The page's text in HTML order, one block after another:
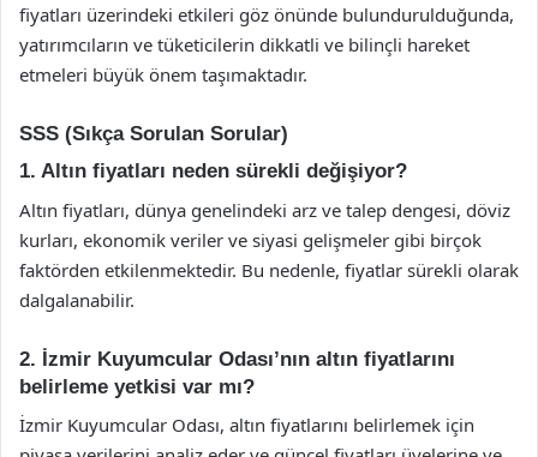
fiyatları üzerindeki etkileri göz önünde bulundurulduğunda,
yatırımcıların ve tüketicilerin dikkatli ve bilinçli hareket
etmeleri büyük önem taşımaktadır.
SSS (Sıkça Sorulan Sorular)
1. Altın fiyatları neden sürekli değişiyor?
Altın fiyatları, dünya genelindeki arz ve talep dengesi, döviz
kurları, ekonomik veriler ve siyasi gelişmeler gibi birçok
faktörden etkilenmektedir. Bu nedenle, fiyatlar sürekli olarak
dalgalanabilir.
2. İzmir Kuyumcular Odası’nın altın fiyatlarını
belirleme yetkisi var mı?
İzmir Kuyumcular Odası, altın fiyatlarını belirlemek için